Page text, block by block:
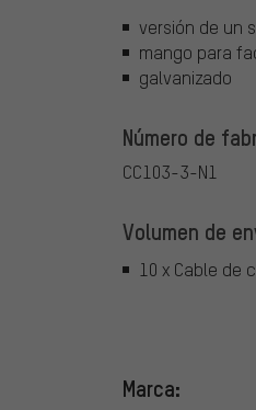
versión de un
mango para
galvanizado
Número de
CC103-3-N1
Volumen de
10 x Cable de
Marca: